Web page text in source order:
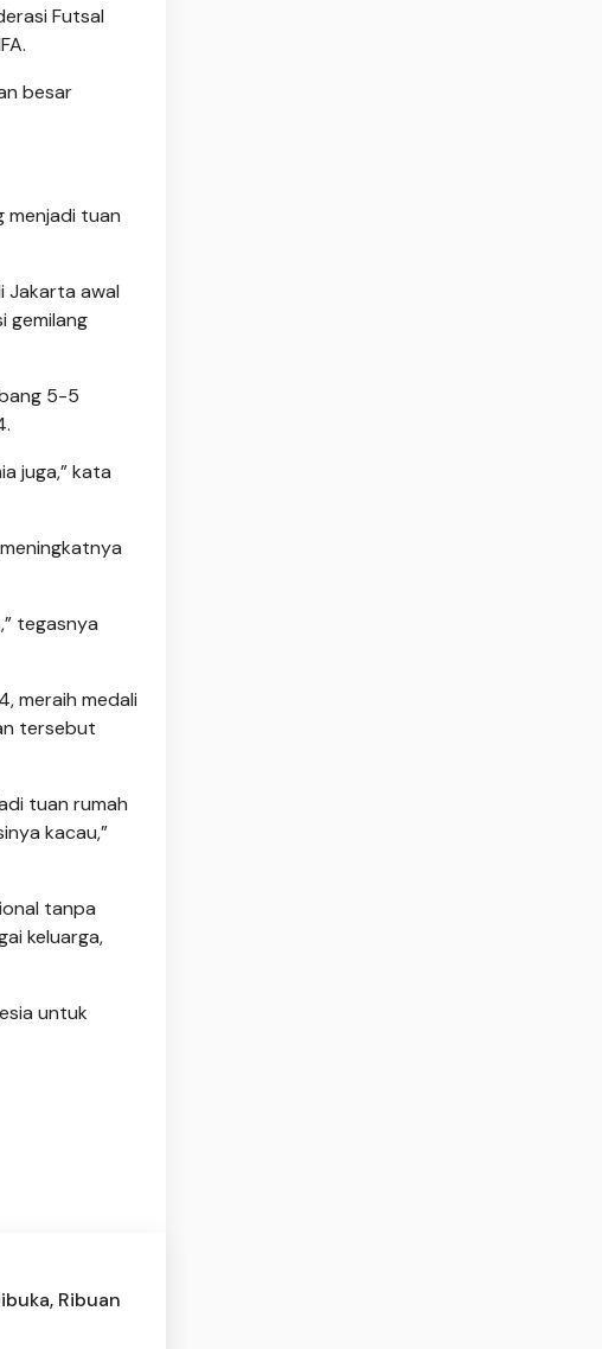
Futsal
besar
menjadi tuan
Jakarta awal
gemilang
5-5
juga,” kata
tegasnya
meraih medali
tersebut
tuan rumah
kacau,”
tanpa
keluarga,
untuk
Ribuan